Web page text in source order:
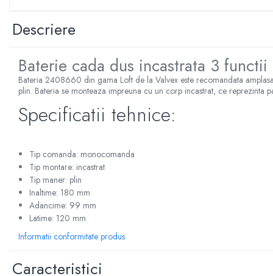
Accesorii consumabile sterilizator
Carcase Filtre apa
Accesorii consumabile
dedurizatoare apa
Incalzire in pardoseala
Accesorii incalzire in pardoseala
Automatizare incalzire in
pardoseala
Kituri incalzire in pardoseala
Cutie distribuitor incalzire in
pardoseala
Descriere
Baterie cada dus incastrata 3
Bateria 2408660 din gama Loft de la Valvex este recomandata
plin. Bateria se monteaza impreuna cu un corp incastrat, ce reprezinta
Specificatii tehnice:
Tip comanda: monocomanda
Tip montare: incastrat
Tip maner: plin
Inaltime: 180 mm
Adancime: 99 mm
Latime: 120 mm
Informatii conformitate produs
Caracteristici